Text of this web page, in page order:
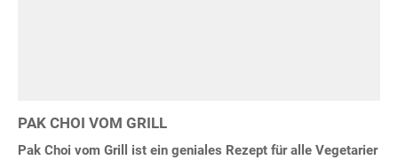
PAK CHOI VOM GRILL
Pak Choi vom Grill ist ein geniales Rezept für alle Vegetarier